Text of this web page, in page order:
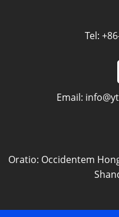
Tel:
Email:
Oratio: Occidentem